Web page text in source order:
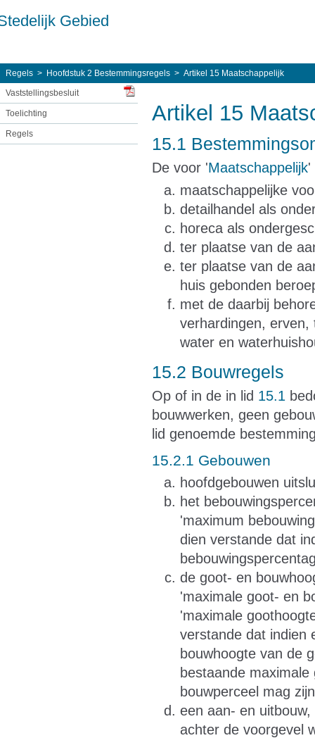
Gebied
Regels Hoofdstuk 2 Bestemmingsregels
Artikel 15 Maatschappelijk
Vaststellingsbesluit
Toelichting
Regels
Artikel 15
15.1
De voor 'Maatschappelijk'
maatschappelijke
detailhandel als
horeca als
ter plaatse van de
ter plaatse van de
huis gebonden
met de daarbij
verhardingen, erven,
water en
15.2 Bouwregels
Op of in de in lid 15.1
bouwwerken, geen
lid genoemde
15.2.1 Gebouwen
hoofdgebouwen
het
'maximum
dien verstande dat
de goot- en
'maximale goot- en
'maximale
verstande dat indien
bouwhoogte van de
bestaande
bouwperceel mag
een aan- en
achter de voorgevel